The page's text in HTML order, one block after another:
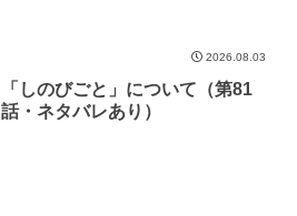
2026.08.03
「しのびごと」について（第81
話・ネタバレあり）